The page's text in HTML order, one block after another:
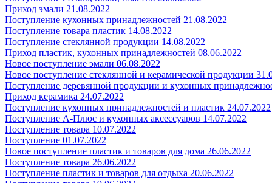
Приход эмали 21.08.2022
Поступление кухонных принадлежностей 21.08.2022
Поступление товара пластик 14.08.2022
Поступление стеклянной продукции 14.08.2022
Приход пластик, кухонных принадлежностей 08.06.2022
Новое поступление эмали 06.08.2022
Новое поступление стеклянной и керамической продукции
Поступление деревянной продукции и кухонных
Приход керамика 24.07.2022
Поступление кухонных принадлежностей и пластик 24.07.2022
Поступление А-Плюс и кухонных аксессуаров 14.07.2022
Поступление товара 10.07.2022
Поступление 01.07.2022
Новое поступление пластик и товаров для дома 26.06.2022
Поступление товара 26.06.2022
Поступление пластик и товаров для отдыха 20.06.2022